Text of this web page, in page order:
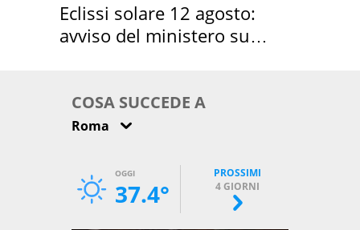
Eclissi solare 12 agosto:
avviso del ministero su